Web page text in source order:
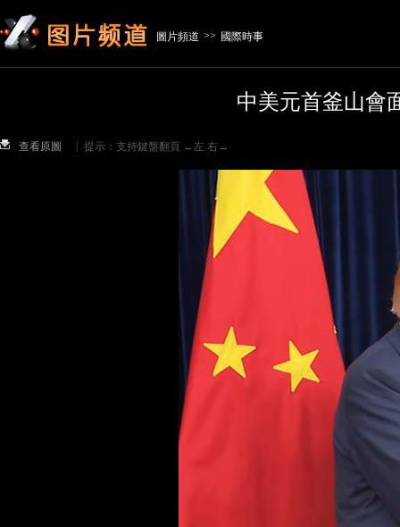
圖片頻道 >> 國際時事
中美元首釜山會
查看原圖 提示：支持鍵盤翻頁 ←左 右→